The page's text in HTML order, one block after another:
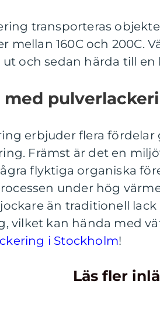
transporteras
mellan 160C och 200C.
ut och sedan härda till
med
erbjuder flera
Främst är det en
flyktiga organiska
under hög
än traditionell
vilket kan hända med
i Stockholm!
Läs fler